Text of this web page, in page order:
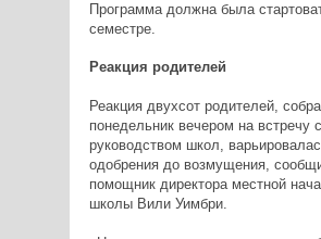
Программа должна была
семестре.
Реакция родителей
Реакция двухсот родителей,
понедельник вечером на встречу с
руководством школ,
одобрения до возмущения,
помощник директора местной
школы Вили Уимбри.